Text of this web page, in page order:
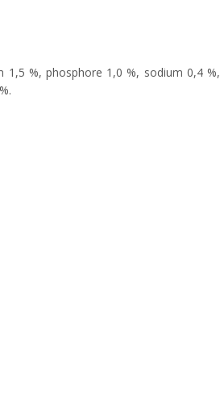
1,5 %, phosphore 1,0 %, sodium 0,4 %,